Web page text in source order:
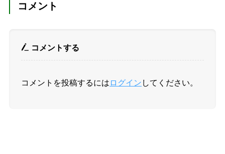
コメント
コメントする
コメントを投稿するには ログイン してください。